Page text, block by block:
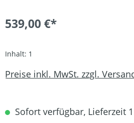
539,00 €*
Inhalt: 1
Preise inkl. MwSt. zzgl.
Sofort verfügbar, Lieferzeit